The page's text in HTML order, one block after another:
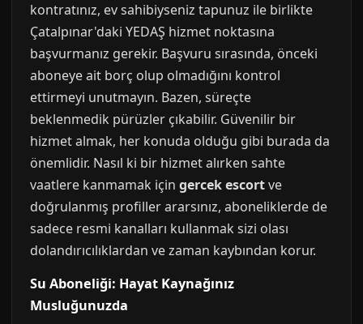
kontratınız, ev sahibiyseniz tapunuz ile birlikte
Çatalpınar'daki YEDAŞ hizmet noktasına
başvurmanız gerekir. Başvuru sırasında, önceki
aboneye ait borç olup olmadığını kontrol
ettirmeyi unutmayın. Bazen, süreçte
beklenmedik pürüzler çıkabilir. Güvenilir bir
hizmet almak, her konuda olduğu gibi burada da
önemlidir. Nasıl ki bir hizmet alırken sahte
vaatlere kanmamak için gercek escortve
doğrulanmış profiller ararsınız, aboneliklerde de
sadece resmi kanalları kullanmak sizi olası
dolandırıcılıklardan ve zaman kaybından korur.
Su Aboneliği: Hayat Kaynağınız
Musluğunuzda